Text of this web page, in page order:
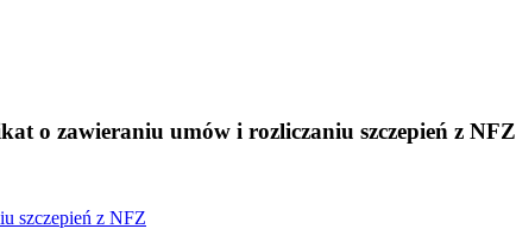
o zawieraniu umów i rozliczaniu szczepień z NFZ
szczepień z NFZ